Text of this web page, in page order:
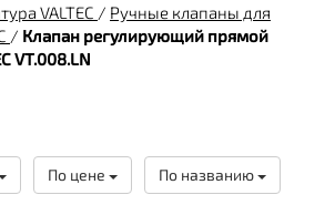
VALTEC / Ручные клапаны для
/ Клапан регулирующий прямой
VT.008.LN
По цене По названию